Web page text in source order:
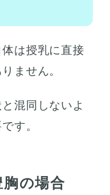
は授乳に直接
ません。
混同しないよ
す。
の場合